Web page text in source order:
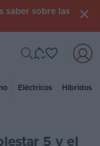
saber sobre las
Eléctricos Híbridos
5 y el